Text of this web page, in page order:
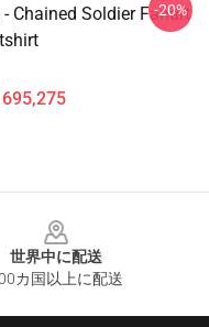
Chained Soldier Fanart
-20%
世界中に配送
カ国以上に配送